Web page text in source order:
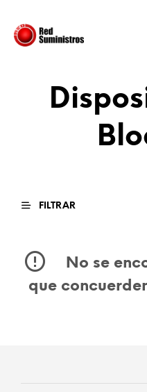
FILTRAR
No se
que